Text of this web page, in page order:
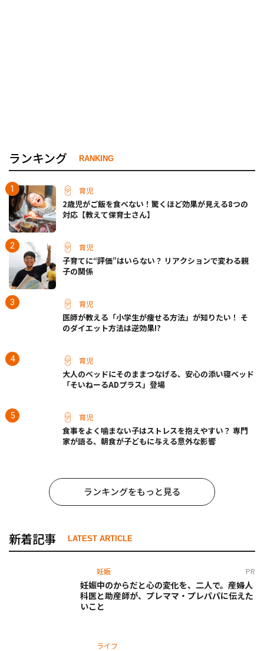
ランキング RANKING
育児
2歳児がご飯を食べない！驚くほど効果が見える8つの
対応【教えて保育士さん】
育児
子育てに“評価”はいらない？ リアクションで変わる親
子の関係
育児
医師が教える「小学生が痩せる方法」が知りたい！ そ
のダイエット方法は逆効果!?
育児
大人のベッドにそのままつなげる、安心の添い寝ベッド
「そいねーるADプラス」登場
育児
食事をよく噛まない子はストレスを抱えやすい？ 専門
家が語る、朝食が子どもに与える意外な影響
ランキングをもっと見る
新着記事 LATEST ARTICLE
妊娠 PR
妊娠中のからだと心の変化を、二人で。産婦人
科医と助産師が、プレママ・プレパパに伝えた
いこと
ライフ